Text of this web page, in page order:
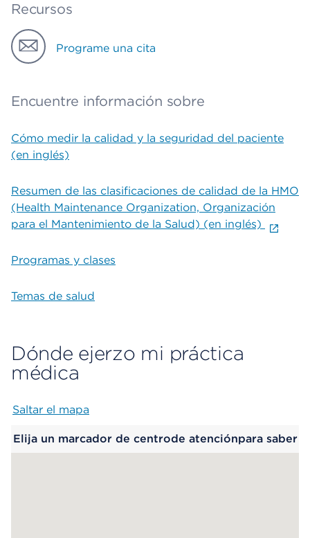
Recursos
Programe una cita
Encuentre información sobre
Cómo medir la calidad y la seguridad del paciente
(en inglés)
Resumen de las clasificaciones de calidad de la HMO
(Health Maintenance Organization, Organización
para el Mantenimiento de la Salud) (en inglés)
Programas y clases
Temas de salud
Dónde ejerzo mi práctica
médica
Saltar el mapa
Elija un marcador de centrode atenciónpara saber